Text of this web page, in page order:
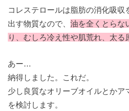
コレステロールは脂肪の消化吸収
出す物質なので、油を全くとらな
り、むしろ冷え性や肌荒れ、太る
あー…
納得しました。これだ。
少し良質なオリーブオイルとかア
を検討します。